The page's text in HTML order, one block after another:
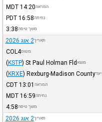
המראה14:20
MDT
נחיתה16:58
PDT
משך טיסה3:38
תאריך2 אוג 2026
מטוסCOL4
מוצא St Paul Holman Fld
(KSTP)
יעדRexburg-Madison County
(KRXE)
המראה 13:01
CDT
נחיתה16:59
MDT
משך טיסה4:58
תאריך2 אוג 2026